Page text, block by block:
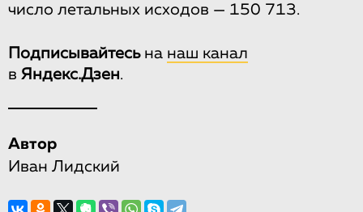
число летальных исходов — 150 713.
Подписывайтесьна наш канал
в Яндекс.Дзен.
Автор
Иван Лидский